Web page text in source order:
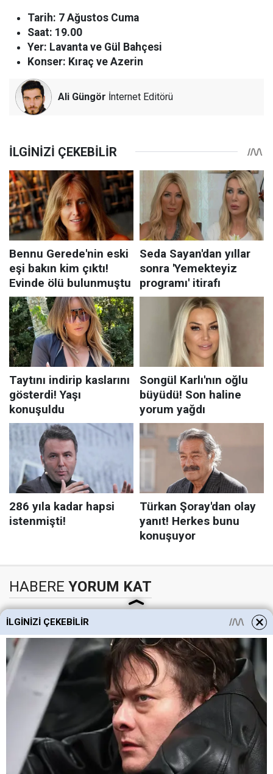
Tarih: 7 Ağustos Cuma
Saat: 19.00
Yer: Lavanta ve Gül Bahçesi
Konser: Kıraç ve Azerin
Ali Güngör İnternet Editörü
HABERE YORUM KAT
UYARI:
Küfür, hakaret, rencide edici cümleler veya imalar, inançlara saldırı
İLGINIZI ÇEKEBILIR